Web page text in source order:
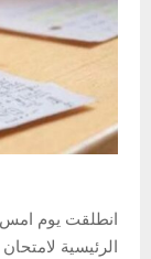
الرئيسية